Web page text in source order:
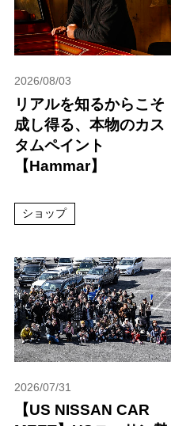
2026/08/03
リアルを知るからこそ
成し得る、本物のカス
タムペイント
【Hammar】
ショップ
2026/07/31
【US NISSAN CAR